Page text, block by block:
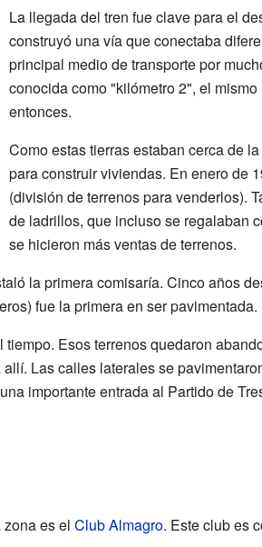
La llegada del tren fue clave para el
construyó una vía que conectaba
principal medio de transporte por
conocida como "kilómetro 2", el
entonces.
Como estas tierras estaban cerca de
para construir viviendas. En enero de
(división de terrenos para venderlos).
de ladrillos, que incluso se regalaban
se hicieron más ventas de terrenos.
la primera comisaría. Cinco años
fue la primera en ser pavimentada.
Esos terrenos quedaron
Las calles laterales se
importante entrada al Partido de
es el Club Almagro. Este club es